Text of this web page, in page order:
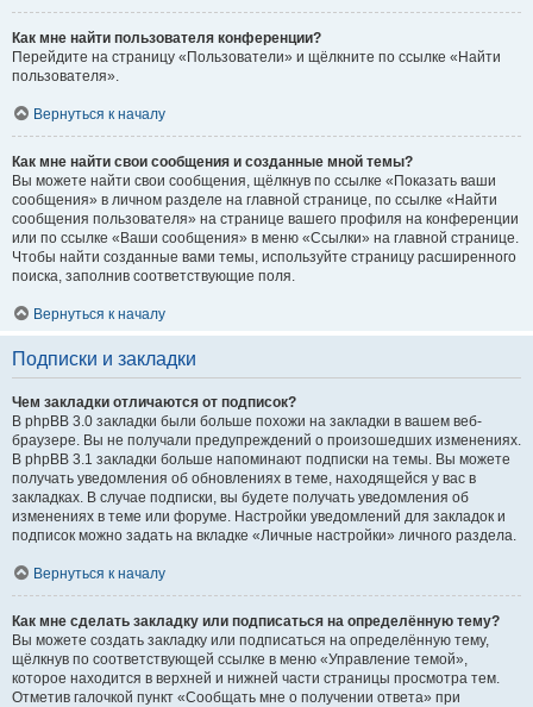
Как мне найти пользователя конференции?
Перейдите на страницу «Пользователи» и щёлкните по ссылке «Найти
пользователя».
Вернуться к началу
Как мне найти свои сообщения и созданные мной темы?
Вы можете найти свои сообщения, щёлкнув по ссылке «Показать ваши
сообщения» в личном разделе на главной странице, по ссылке «Найти
сообщения пользователя» на странице вашего профиля на конференции
или по ссылке «Ваши сообщения» в меню «Ссылки» на главной странице.
Чтобы найти созданные вами темы, используйте страницу расширенного
поиска, заполнив соответствующие поля.
Вернуться к началу
Подписки и закладки
Чем закладки отличаются от подписок?
В phpBB 3.0 закладки были больше похожи на закладки в вашем веб-
браузере. Вы не получали предупреждений о произошедших изменениях.
В phpBB 3.1 закладки больше напоминают подписки на темы. Вы можете
получать уведомления об обновлениях в теме, находящейся у вас в
закладках. В случае подписки, вы будете получать уведомления об
изменениях в теме или форуме. Настройки уведомлений для закладок и
подписок можно задать на вкладке «Личные настройки» личного раздела.
Вернуться к началу
Как мне сделать закладку или подписаться на определённую тему?
Вы можете создать закладку или подписаться на определённую тему,
щёлкнув по соответствующей ссылке в меню «Управление темой»,
которое находится в верхней и нижней части страницы просмотра тем.
Отметив галочкой пункт «Сообщать мне о получении ответа» при